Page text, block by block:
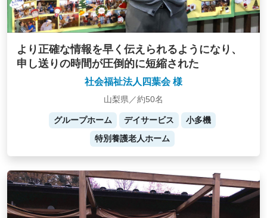
より正確な情報を早く伝えられるようになり、
申し送りの時間が圧倒的に短縮された
社会福祉法人四葉会 様
山梨県／約50名
グループホーム デイサービス
小多機
特別養護老人ホーム